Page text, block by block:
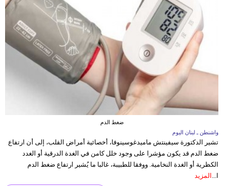
ضغط الدم
واشنطن ـ لبنان اليوم
تشير الدكتورة سيفينتش ماميدغوسينوفا، أخصائية أمراض القلب، إلى أن ارتفاع
ضغط الدم قد يكون مؤشرا على وجود خلل كامن في الغدة الدرقية أو الغدد
الكظرية أو الغدة النخامية. ووفقا للطبيبة، غالبا ما يُشير ارتفاع ضغط الدم
ا...
المزيد